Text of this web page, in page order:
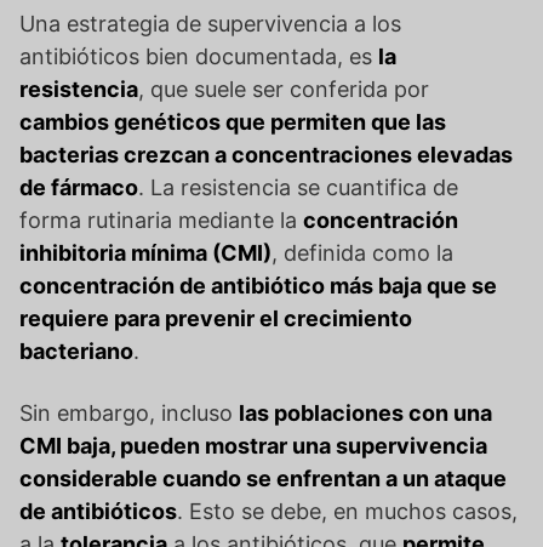
Una estrategia de supervivencia a los
antibióticos bien documentada, es la
resistencia, que suele ser conferida por
cambios genéticos que permiten que las
bacterias crezcan a concentraciones elevadas
de fármaco. La resistencia se cuantifica de
forma rutinaria mediante la concentración
inhibitoria mínima (CMI), definida como la
concentración de antibiótico más baja que se
requiere para prevenir el crecimiento
bacteriano.
Sin embargo, incluso las poblaciones con una
CMI baja, pueden mostrar una supervivencia
considerable cuando se enfrentan a un ataque
de antibióticos. Esto se debe, en muchos casos,